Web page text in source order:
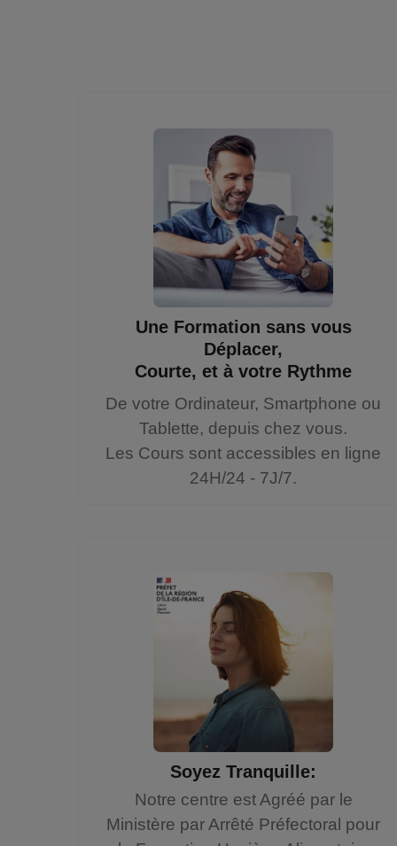
Une Formation sans vous
Déplacer,
Courte, et à votre Rythme
De votre Ordinateur, Smartphone ou
Tablette, depuis chez vous.
Les Cours sont accessibles en ligne
24H/24 - 7J/7.
Soyez Tranquille:
Notre centre est Agréé par le
Ministère par Arrêté Préfectoral pour